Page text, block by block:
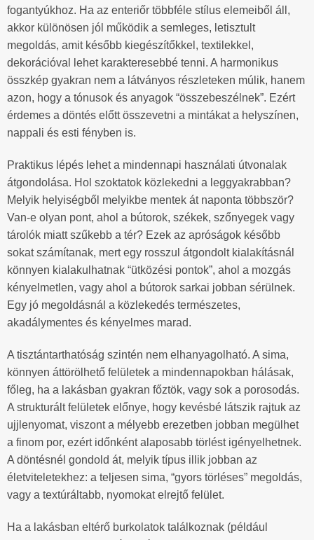
fogantyúkhoz. Ha az enteriőr többféle stílus elemeiből áll,
akkor különösen jól működik a semleges, letisztult
megoldás, amit később kiegészítőkkel, textilekkel,
dekorációval lehet karakteresebbé tenni. A harmonikus
összkép gyakran nem a látványos részleteken múlik, hanem
azon, hogy a tónusok és anyagok “összebeszélnek”. Ezért
érdemes a döntés előtt összevetni a mintákat a helyszínen,
nappali és esti fényben is.
Praktikus lépés lehet a mindennapi használati útvonalak
átgondolása. Hol szoktatok közlekedni a leggyakrabban?
Melyik helyiségből melyikbe mentek át naponta többször?
Van-e olyan pont, ahol a bútorok, székek, szőnyegek vagy
tárolók miatt szűkebb a tér? Ezek az apróságok később
sokat számítanak, mert egy rosszul átgondolt kialakításnál
könnyen kialakulhatnak “ütközési pontok”, ahol a mozgás
kényelmetlen, vagy ahol a bútorok sarkai jobban sérülnek.
Egy jó megoldásnál a közlekedés természetes,
akadálymentes és kényelmes marad.
A tisztántarthatóság szintén nem elhanyagolható. A sima,
könnyen áttörölhető felületek a mindennapokban hálásak,
főleg, ha a lakásban gyakran főztök, vagy sok a porosodás.
A strukturált felületek előnye, hogy kevésbé látszik rajtuk az
ujjlenyomat, viszont a mélyebb erezetben jobban megülhet
a finom por, ezért időnként alaposabb törlést igényelhetnek.
A döntésnél gondold át, melyik típus illik jobban az
életviteletekhez: a teljesen sima, “gyors törléses” megoldás,
vagy a textúráltabb, nyomokat elrejtő felület.
Ha a lakásban eltérő burkolatok találkoznak (például